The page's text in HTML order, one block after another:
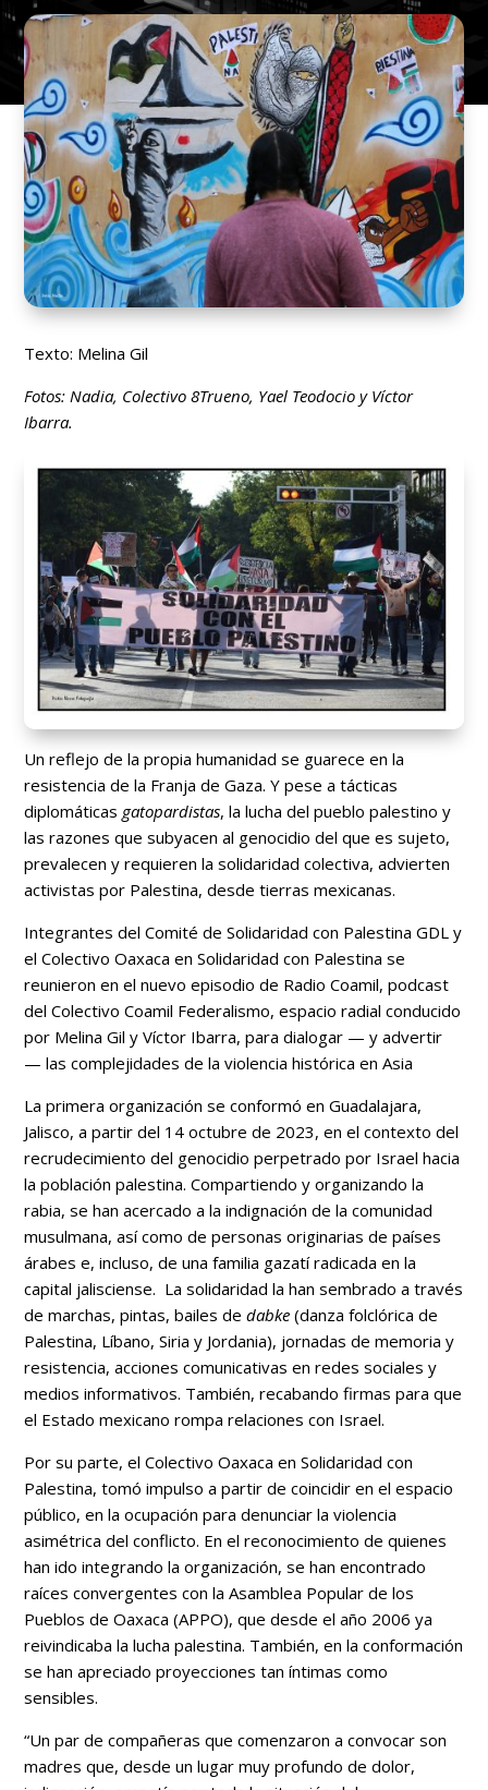
Texto: Melina Gil
Fotos: Nadia, Colectivo 8Trueno, Yael Teodocio y Víctor
Ibarra.
Un reflejo de la propia humanidad se guarece en la
resistencia de la Franja de Gaza. Y pese a tácticas
diplomáticas gatopardistas, la lucha del pueblo palestino y
las razones que subyacen al genocidio del que es sujeto,
prevalecen y requieren la solidaridad colectiva, advierten
activistas por Palestina, desde tierras mexicanas.
Integrantes del Comité de Solidaridad con Palestina GDL y
el Colectivo Oaxaca en Solidaridad con Palestina se
reunieron en el nuevo episodio de Radio Coamil, podcast
del Colectivo Coamil Federalismo, espacio radial conducido
por Melina Gil y Víctor Ibarra, para dialogar — y advertir
— las complejidades de la violencia histórica en Asia
La primera organización se conformó en Guadalajara,
Jalisco, a partir del 14 octubre de 2023, en el contexto del
recrudecimiento del genocidio perpetrado por Israel hacia
la población palestina. Compartiendo y organizando la
rabia, se han acercado a la indignación de la comunidad
musulmana, así como de personas originarias de países
árabes e, incluso, de una familia gazatí radicada en la
capital jalisciense. La solidaridad la han sembrado a través
de marchas, pintas, bailes dedabke (danza folclórica de
Palestina, Líbano, Siria y Jordania), jornadas de memoria y
resistencia, acciones comunicativas en redes sociales y
medios informativos. También, recabando firmas para que
el Estado mexicano rompa relaciones con Israel.
Por su parte, el Colectivo Oaxaca en Solidaridad con
Palestina, tomó impulso a partir de coincidir en el espacio
público, en la ocupación para denunciar la violencia
asimétrica del conflicto. En el reconocimiento de quienes
han ido integrando la organización, se han encontrado
raíces convergentes con la Asamblea Popular de los
Pueblos de Oaxaca (APPO), que desde el año 2006 ya
reivindicaba la lucha palestina. También, en la conformación
se han apreciado proyecciones tan íntimas como
sensibles.
“Un par de compañeras que comenzaron a convocar son
madres que, desde un lugar muy profundo de dolor,